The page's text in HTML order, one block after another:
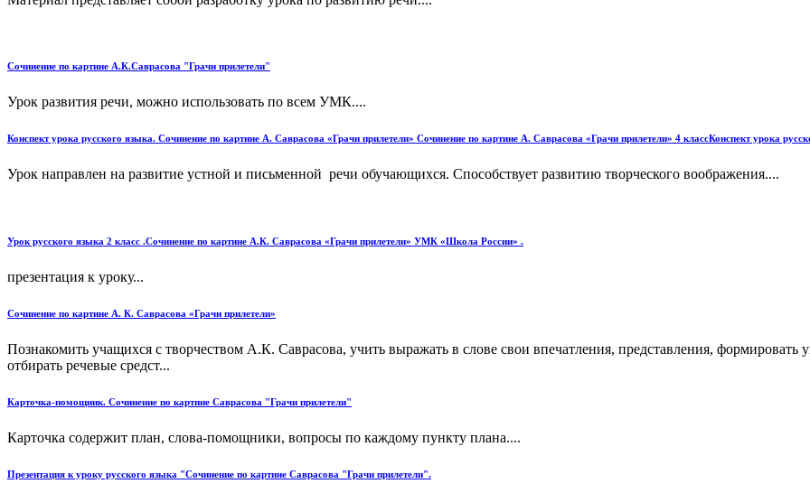
Сочинение по картине А.К.Саврасова "Грачи прилетели"
Урок развития речи, можно использовать по всем УМК....
Конспект урока русского языка. Сочинение по картине А. Саврасова «Грачи прилетели» Сочинение по картине А. Саврасова «Грачи прилетели» 4 классКонспект урока
Урок направлен на развитие устной и письменной речи обучающихся. Способствует развитию творческого воображения....
Урок русского языка 2 класс .Сочинение по картине А.К. Саврасова «Грачи прилетели» УМК «Школа России» .
презентация к уроку...
Сочинение по картине А. К. Саврасова «Грачи прилетели»
Познакомить учащихся с творчеством А.К. Саврасова, учить выражать в слове свои впечатления, представления,
отбирать речевые средст...
Карточка-помощник. Сочинение по картине Саврасова "Грачи прилетели"
Карточка содержит план, слова-помощники, вопросы по каждому пункту плана....
Презентация к уроку русского языка "Сочинение по картине Саврасова "Грачи прилетели".